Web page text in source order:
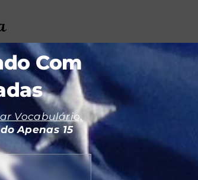
Com
Vocabulário,
Apenas 15